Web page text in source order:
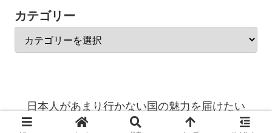
カテゴリー
日本人があまり行かない国の魅力を届けたい
© 2023 日本人があまり行かない国の魅力を届けたい.